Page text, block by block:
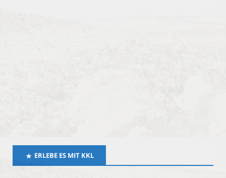
ERLEBE ES MIT KKL